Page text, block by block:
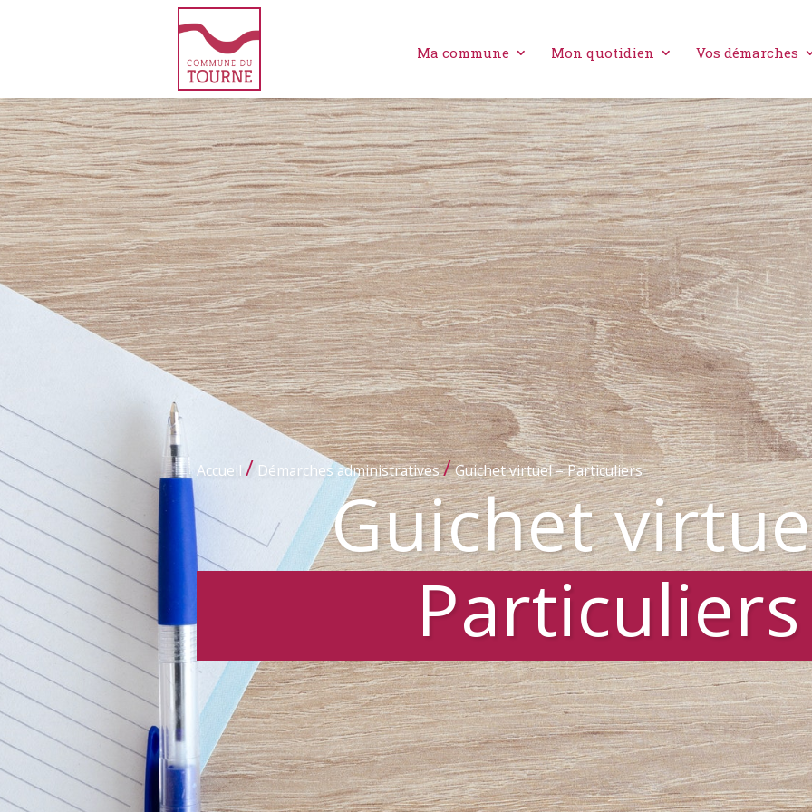
Ma commune Mon quotidien Vos démarches
Accueil / Démarches administratives/Guichet virtuel – Particuliers
Guichet
Particuliers